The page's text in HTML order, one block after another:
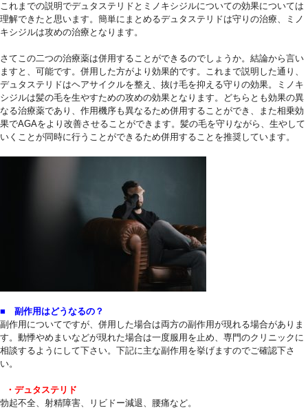
これまでの説明でデュタステリドとミノキシジルについての効果については
理解できたと思います。簡単にまとめるデュタステリドは守りの治療、ミノ
キシジルは攻めの治療となります。
さてこの二つの治療薬は併用することができるのでしょうか。結論から言い
ますと、可能です。併用した方がより効果的です。これまで説明した通り、
デュタステリドはヘアサイクルを整え、抜け毛を抑える守りの効果。ミノキ
シジルは髪の毛を生やすための攻めの効果となります。どちらとも効果の異
なる治療薬であり、作用機序も異なるため併用することができ、また相乗効
果でAGAをより改善させることができます。髪の毛を守りながら、生やして
いくことが同時に行うことができるため併用することを推奨しています。
■ 副作用はどうなるの？
副作用についてですが、併用した場合は両方の副作用が現れる場合がありま
す。動悸やめまいなどが現れた場合は一度服用を止め、専門のクリニックに
相談するようにして下さい。下記に主な副作用を挙げますのでご確認下さ
い。
・デュタステリド
勃起不全、射精障害、リビドー減退、腰痛など。